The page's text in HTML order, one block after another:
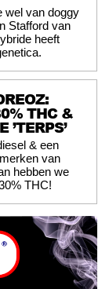
wel van doggy
Stafford van
heeft
THC &
’TERPS’
& een
van
hebben we
THC!